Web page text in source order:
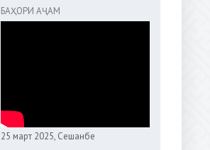
БАҲОРИ АҶАМ
25 март 2025, Сешанбе